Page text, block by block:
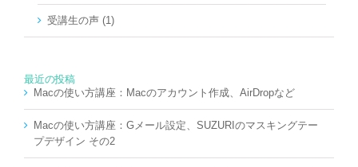
受講生の声 (1)
最近の投稿
Macの使い方講座：Macのアカウント作成、AirDropなど
Macの使い方講座：Gメール設定、SUZURIのマスキングテー
プデザイン その2